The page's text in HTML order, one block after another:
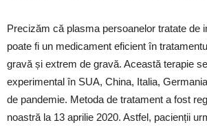
Precizăm că plasma persoanelor tratate de
poate fi un medicament eficient în
gravă și extrem de gravă. Această terapie
experimental în SUA, China, Italia,
de pandemie. Metoda de tratament a fost
noastră la 13 aprilie 2020. Astfel, pacienții